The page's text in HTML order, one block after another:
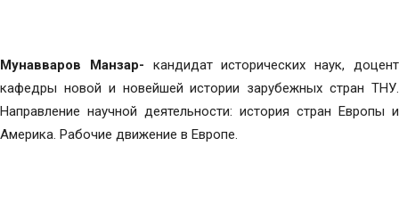
Мунавваров Манзар- кандидат исторических наук, доцент
кафедры новой и новейшей истории зарубежных стран ТНУ.
Направление научной деятельности: история стран Европы и
Америка. Рабочие движение в Европе.